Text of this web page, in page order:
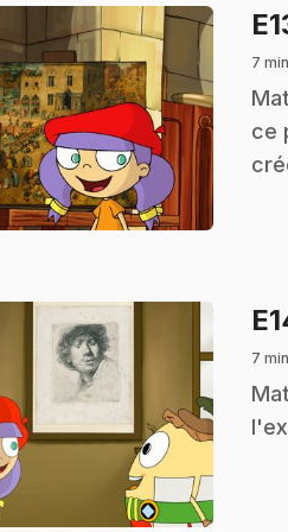
7
.
ce
7
.